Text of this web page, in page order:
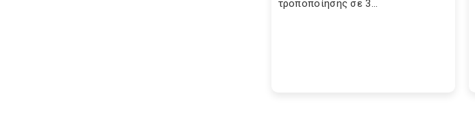
τροποποίησης σε 3...